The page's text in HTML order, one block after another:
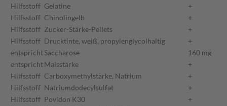
Hilfsstoff Gelatine
+
Hilfsstoff Chinolingelb
+
Hilfsstoff Zucker-Stärke-Pellets
+
Hilfsstoff Drucktinte, weiß, propylenglycolhaltig
+
entsprichtSaccharose
160 mg
entsprichtMaisstärke
+
Hilfsstoff Carboxymethylstärke, Natrium
+
Hilfsstoff Natriumdodecylsulfat
+
Hilfsstoff Povidon K30
+